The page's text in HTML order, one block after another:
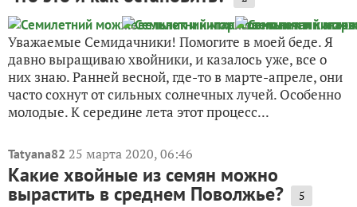
Уважаемые Семидачники! Помогите в моей беде. Я
давно выращиваю хвойники, и казалось уже, все о
них знаю. Ранней весной, где-то в марте-апреле, они
часто сохнут от сильных солнечных лучей. Особенно
молодые. К середине лета этот процесс...
Tatyana82 25 марта 2020, 06:46
Какие хвойные из семян можно
вырастить в среднем Поволжье? 5